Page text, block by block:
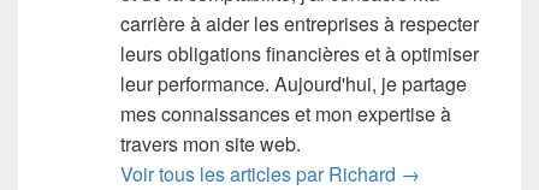
carrière à aider les entreprises à respecter
leurs obligations financières et à optimiser
leur performance. Aujourd'hui, je partage
mes connaissances et mon expertise à
travers mon site web.
Voir tous les articles par Richard →